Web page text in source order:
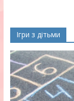
Ігри з дітьми